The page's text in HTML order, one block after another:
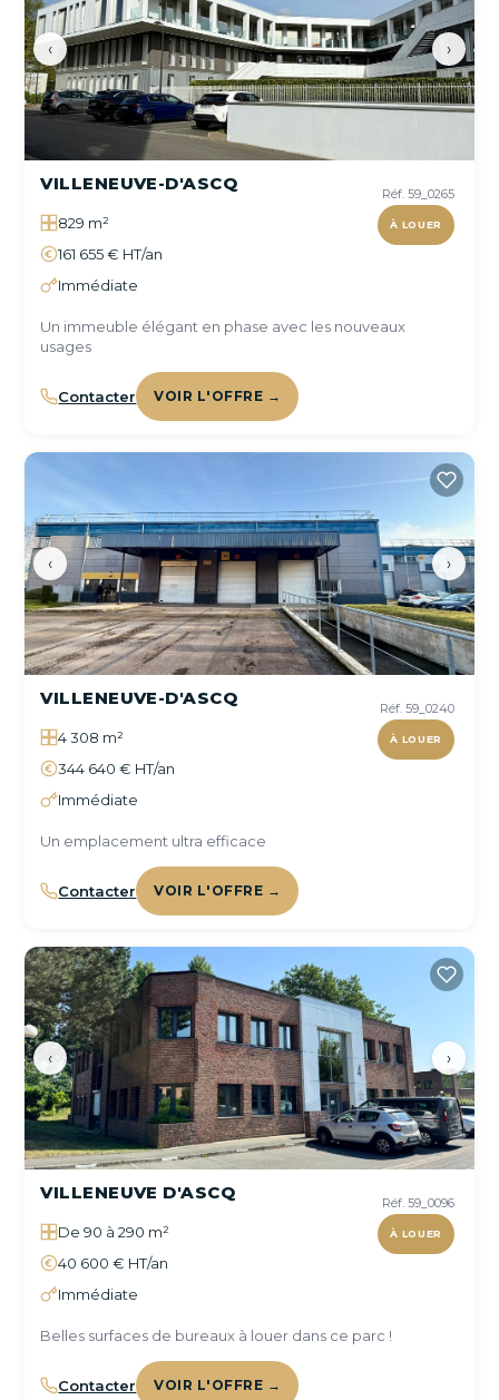
‹ ›
Réf. 59_0265
À LOUER
VILLENEUVE-D'ASCQ
829 m²
161 655 € HT/an
Immédiate
Un immeuble élégant en phase avec les nouveaux
usages
Contacter VOIR L'OFFRE →
‹ ›
Réf. 59_0240
À LOUER
VILLENEUVE-D'ASCQ
4 308 m²
344 640 € HT/an
Immédiate
Un emplacement ultra efficace
Contacter VOIR L'OFFRE →
‹ ›
Réf. 59_0096
À LOUER
VILLENEUVE D'ASCQ
De 90 à 290 m²
40 600 € HT/an
Immédiate
Belles surfaces de bureaux à louer dans ce parc !
Contacter VOIR L'OFFRE →